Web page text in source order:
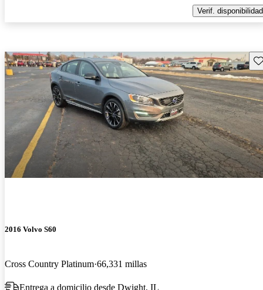
Verif. disponibilidad
2016 Volvo S60
Cross Country Platinum 66,331 millas
Entrega a domicilio desde Dwight, IL